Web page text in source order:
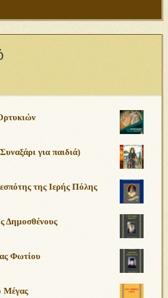
για παιδιά)
της Ιερής Πόλης
Δημοσθένους
Φωτίου
Μέγας